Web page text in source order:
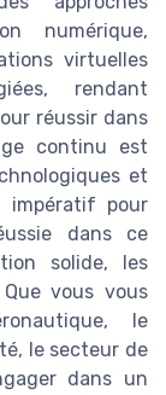
numérique,
virtuelles
rendant
réussir dans
continu est
et
impératif pour
dans ce
solide, les
vous vous
le
le secteur de
dans un